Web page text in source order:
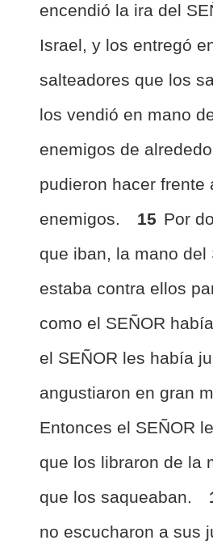
encendió la ira del
Israel, y los entregó
salteadores que los
los vendió en mano
enemigos de
pudieron hacer frente
enemigos.
15 Por
que iban, la mano del
estaba contra ellos
como el SEÑOR
el SEÑOR les había
angustiaron en gran
Entonces el SEÑOR
que los libraron de la
que los saqueaban.
no escucharon a sus